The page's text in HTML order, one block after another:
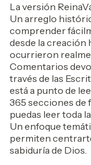
La versión
Un arreglo
comprender
desde la creación
ocurrieron
Comentarios
través de las
está a punto de
365 secciones de
puedas leer toda
Un enfoque
permiten
sabiduría de Dios.